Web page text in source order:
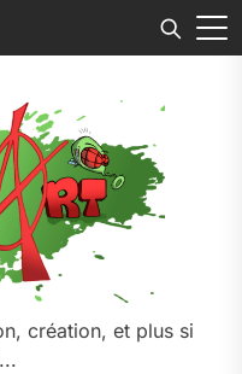
création, et plus si